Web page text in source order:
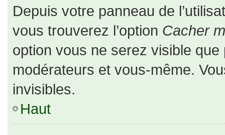
Depuis votre panneau de
vous trouverez l’option Cacher
option vous ne serez visible
modérateurs et vous-même.
invisibles.
Haut